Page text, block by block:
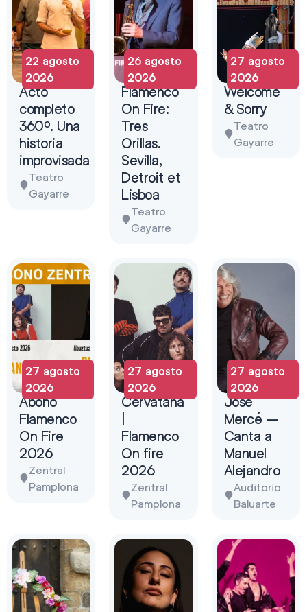
22 agosto
2026
Acto
completo
360º. Una
historia
improvisada
Teatro
Gayarre
26 agosto
2026
Flamenco
On Fire:
Tres
Orillas.
Sevilla,
Detroit et
Lisboa
Teatro
Gayarre
27 agosto
2026
Welcome
& Sorry
Teatro
Gayarre
27 agosto
2026
Abono
Flamenco
On Fire
2026
Zentral
Pamplona
27 agosto
2026
Cervatana
Flamenco
On fire
2026
Zentral
Pamplona
27 agosto
2026
José
Mercé –
Canta a
Manuel
Alejandro
Auditorio
Baluarte